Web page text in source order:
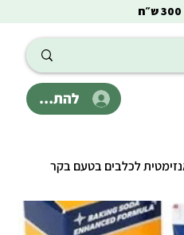
להתחבר
300 ש״ח